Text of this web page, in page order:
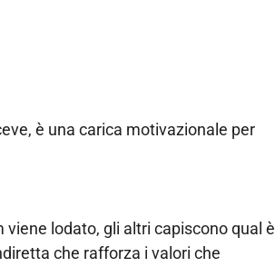
è una carica motivazionale per
viene lodato, gli altri capiscono qual è
che rafforza i valori che